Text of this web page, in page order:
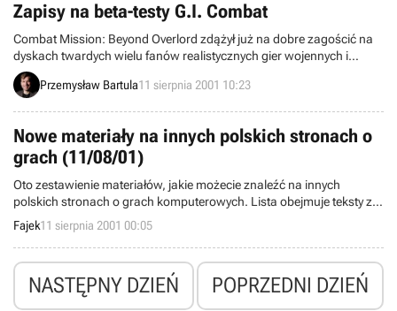
Zapisy na beta-testy G.I. Combat
Combat Mission: Beyond Overlord zdążył już na dobre zagościć na
dyskach twardych wielu fanów realistycznych gier wojennych i
zdobył sobie niemała sławę na całym świecie. Obecnie rzesze graczy
oczekują na ukończenie przez panów z Big Time Software jego
strategicznych kręgach. Zadajecie sobie pytanie czy zdoła pobić
serię Combat Mission? No cóż, trudno powiedzieć, najlepiej
Przemysław Bartula11 sierpnia 2001 10:23
Nowe materiały na innych polskich stronach o
grach (11/08/01)
Oto zestawienie materiałów, jakie możecie znaleźć na innych
polskich stronach o grach komputerowych. Lista obejmuje teksty z
ostatniej doby.
Fajek11 sierpnia 2001 00:05
NASTĘPNY DZIEŃ POPRZEDNI DZIEŃ